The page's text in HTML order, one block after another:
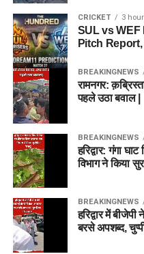
CRICKET 3
SUL vs WEF
Pitch
BREAKINGNEWS
रामनगर:
पहले उठा बवाल |
BREAKINGNEWS
हरिद्वार: गंगा
विभाग ने किया
BREAKINGNEWS
हरिद्वार में
बरसे अपशब्द,